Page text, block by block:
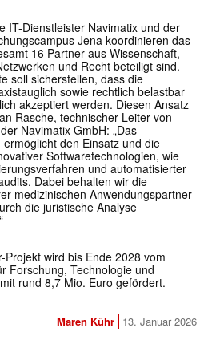
IT-Dienstleister Navimatix und der
Jena koordinieren das
16 Partner aus Wissenschaft,
und Recht beteiligt sind.
soll sicherstellen, dass die
sowie rechtlich belastbar
akzeptiert werden. Diesen Ansatz
Rasche, technischer Leiter von
Navimatix GmbH: „Das
den Einsatz und die
Softwaretechnologien, wie
und automatisierter
Dabei behalten wir die
medizinischen Anwendungspartner
die juristische Analyse
Projekt wird bis Ende 2028 vom
Forschung, Technologie und
rund 8,7 Mio. Euro gefördert.
Maren Kühr 13. Januar 2026